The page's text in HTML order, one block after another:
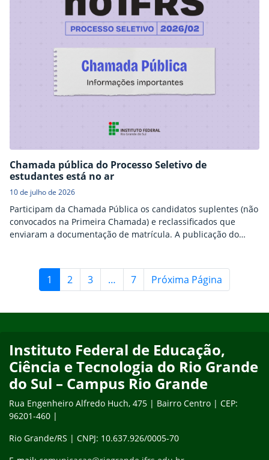
Chamada pública do Processo Seletivo de
estudantes está no ar
10 de julho de 2026
Participam da Chamada Pública os candidatos suplentes (não
convocados na Primeira Chamada) e reclassificados que
enviaram a documentação de matrícula. A publicação do
a concorrer às vagas restantes.
1 2 3 … 7 Próxima Página
Instituto Federal de Educação,
Ciência e Tecnologia do Rio Grande
do Sul – Campus Rio Grande
Rua Engenheiro Alfredo Huch, 475 | Bairro Centro | CEP:
96201-460 |
Rio Grande/RS | CNPJ: 10.637.926/0005-70